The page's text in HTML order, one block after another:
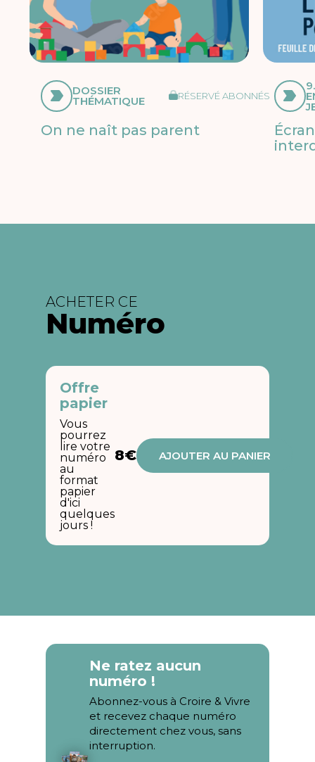
DOSSIER
THÉMATIQUE RÉSERVÉ ABONNÉS
On ne naît pas parent
9.
ACHETER CE
Numéro
Offre
papier
Vous
pourrez
lire votre
numéro
au
format
papier
d'ici
quelques
jours !
8€ AJOUTER AU PANIER
Ne ratez aucun
numéro !
Abonnez-vous à Croire & Vivre
et recevez chaque numéro
directement chez vous, sans
interruption.